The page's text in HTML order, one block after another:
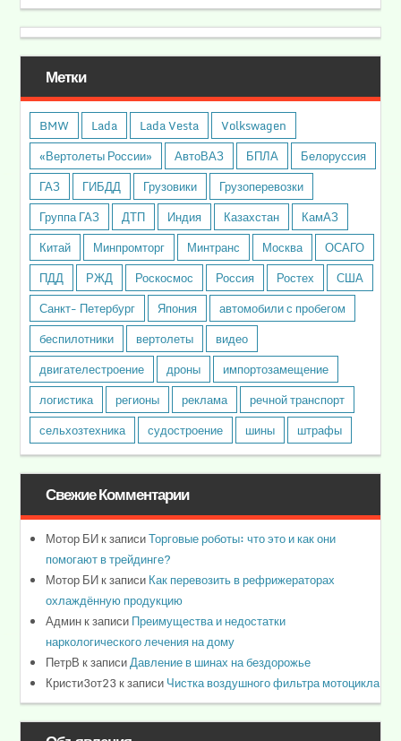
Метки
BMW Lada Lada Vesta
Volkswagen
«Вертолеты России»
АвтоВАЗ БПЛА
Белоруссия
ГАЗ
ГИБДД Грузовики
Грузоперевозки
Группа ГАЗ
ДТП Индия Казахстан
КамАЗ
Китай
Минпромторг Минтранс Москва
ОСАГО
ПДД
РЖД Роскосмос Россия Ростех
США
Санкт- Петербург
Япония
автомобили с пробегом
беспилотники
вертолеты
видео
двигателестроение
дроны
импортозамещение
логистика
регионы реклама
речной транспорт
сельхозтехника
судостроение шины штрафы
Свежие Комментарии
Мотор БИк записиТорговые роботы: что это и как они
помогают в трейдинге?
Мотор БИк записиКак перевозить в рефрижераторах
охлаждённую продукцию
Админк записиПреимущества и недостатки
наркологического лечения на дому
ПетрВ к записиДавление в шинах на бездорожье
Кристи3от23 к записиЧистка воздушного фильтра мотоцикла